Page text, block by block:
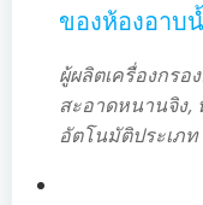
ของห้องอาบ
ผู้ผลิตเครื่องกรอ
สะอาดหนานจิง,
อัตโนมัติประเภ